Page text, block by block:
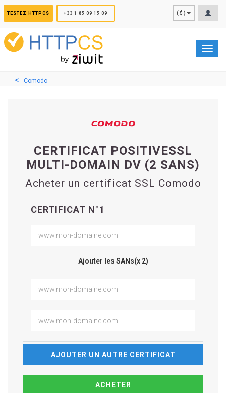
TESTEZ HTTPCS +33 1 85 09 15 09 ($)
Comodo
CERTIFICAT POSITIVESSL
MULTI-DOMAIN DV (2 SANS)
Acheter un certificat SSL Comodo
CERTIFICAT N°1
Ajouter les SANs(x 2)
AJOUTER UN AUTRE CERTIFICAT
Panneau de gestion des cookies